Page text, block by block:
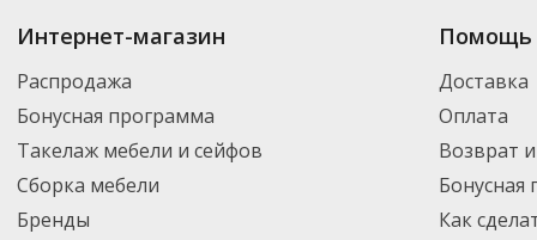
Интернет-магазин
Распродажа
Бонусная программа
Такелаж мебели и сейфов
Сборка мебели
Бренды
Помощь
Доставка
Оплата
Возврат
Бонусная
Как